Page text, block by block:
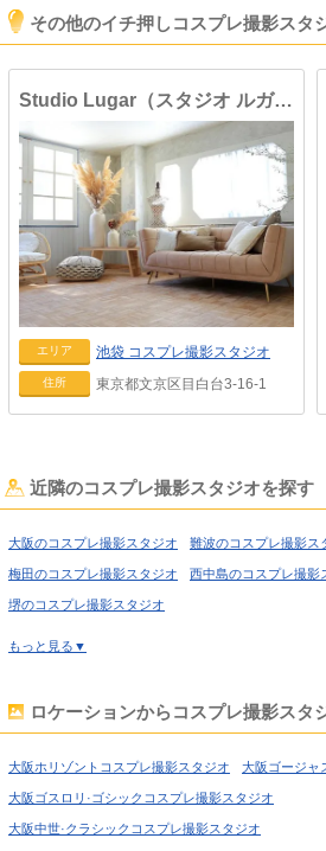
その他のイチ押しコスプレ撮影スタ
Studio Lugar（スタジオ ルガー）2F＆3F
エリア 池袋 コスプレ撮影スタジオ
住所 東京都文京区目白台3-16-1
近隣のコスプレ撮影スタジオを探す
大阪のコスプレ撮影スタジオ 難波のコスプレ撮影ス
梅田のコスプレ撮影スタジオ 西中島のコスプレ撮影
堺のコスプレ撮影スタジオ
もっと見る▼
ロケーションからコスプレ撮影スタ
大阪ホリゾントコスプレ撮影スタジオ 大阪ゴージャ
大阪ゴスロリ·ゴシックコスプレ撮影スタジオ
大阪中世·クラシックコスプレ撮影スタジオ